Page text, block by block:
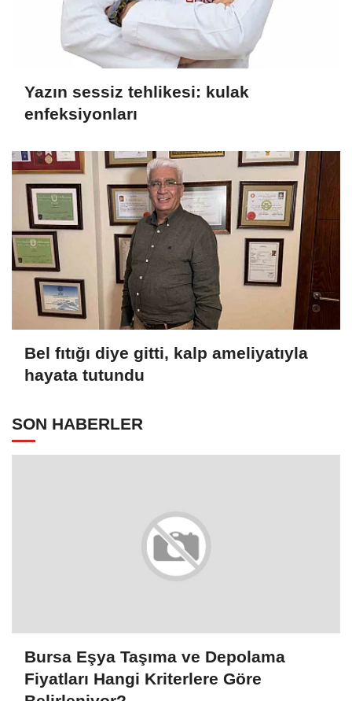
Yazın sessiz tehlikesi: kulak
enfeksiyonları
Bel fıtığı diye gitti, kalp ameliyatıyla
hayata tutundu
SON HABERLER
Bursa Eşya Taşıma ve Depolama
Fiyatları Hangi Kriterlere Göre